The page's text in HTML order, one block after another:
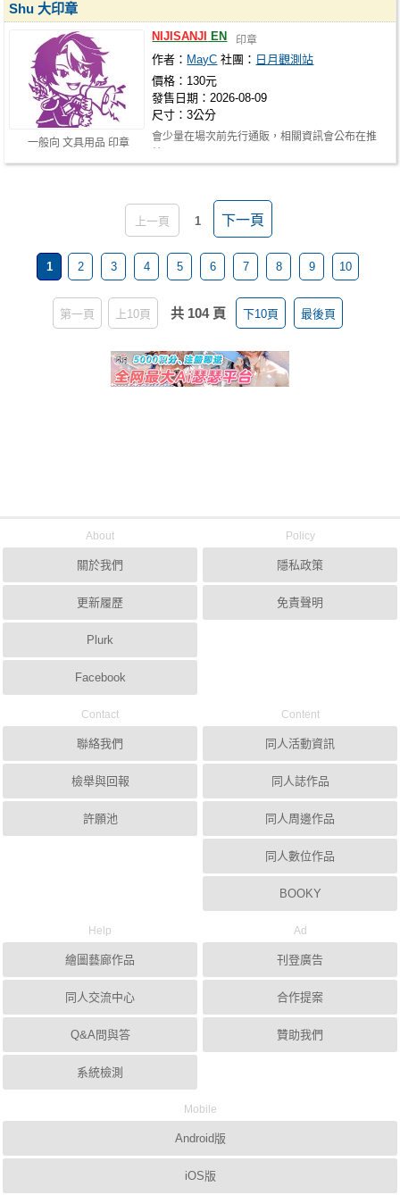
一般向 文具用品 印章
Shu 大印章
NIJISANJI EN 印章
作者： MayC 社團： 日月觀測站
價格：130元
發售日期：2026-08-09
尺寸：3公分
會少量在場次前先行通販，相關資訊會公布在推
上一頁 1 下一頁
1 2 3 4 5 6 7 8 9 10
第一頁 上10頁 共 104 頁 下10頁 最後頁
About
關於我們
更新履歷
Plurk
Facebook
Policy
隱私政策
免責聲明
Contact
聯絡我們
檢舉與回報
許願池
Content
同人活動資訊
同人誌作品
同人周邊作品
同人數位作品
BOOKY
Help
繪圖藝廊作品
同人交流中心
Q&A問與答
系統檢測
Ad
刊登廣告
合作提案
贊助我們
Mobile
Android版
iOS版